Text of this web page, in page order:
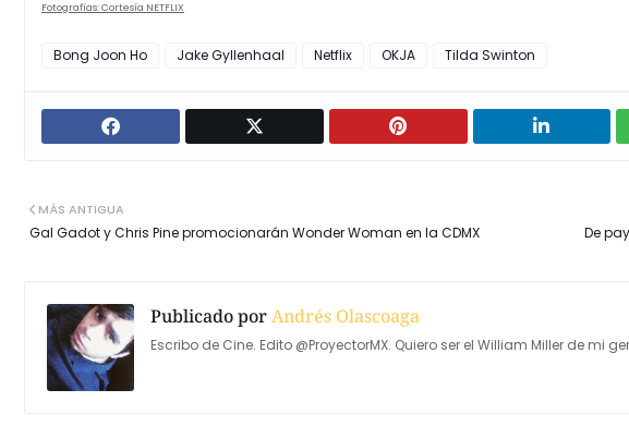
Fotografías: Cortesía NETFLIX
Bong Joon Ho Jake Gyllenhaal Netflix OKJA Tilda Swinton
De
MÁS ANTIGUA
Gal Gadot y Chris Pine promocionarán Wonder Woman en la CDMX
Publicado porAndrés Olascoaga
Escribo de Cine. Edito @ProyectorMX. Quiero ser el William Miller de mi